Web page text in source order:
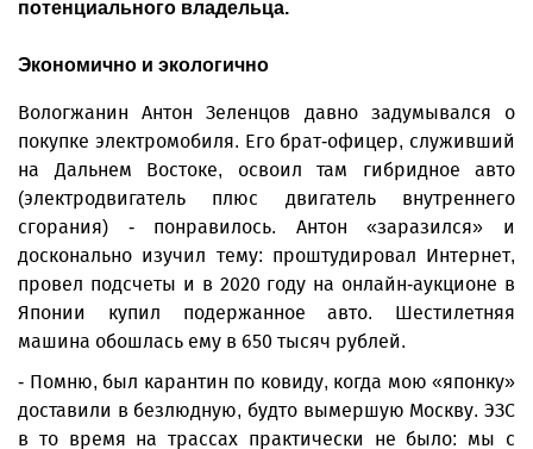
потенциального владельца.
Экономично и экологично
Вологжанин Антон Зеленцов давно задумывался о
покупке электромобиля. Его брат-офицер, служивший
на Дальнем Востоке, освоил там гибридное авто
(электродвигатель плюс двигатель внутреннего
сгорания) - понравилось. Антон «заразился» и
досконально изучил тему: проштудировал Интернет,
провел подсчеты и в 2020 году на онлайн-аукционе в
Японии купил подержанное авто. Шестилетняя
машина обошлась ему в 650 тысяч рублей.
- Помню, был карантин по ковиду, когда мою «японку»
доставили в безлюдную, будто вымершую Москву. ЭЗС
в то время на трассах практически не было: мы с